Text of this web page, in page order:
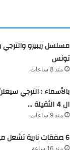
مسلسل ريبيرو والترجي
تونس
منذ 8 ساعات
بالأسماء : الترجي
ال 4 الثقيلة …
منذ 9 ساعات
6 صفقات نارية تشعل ميركاتو الإفريقي من هم ؟
منذ 16 ساعة